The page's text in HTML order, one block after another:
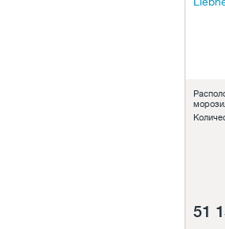
51